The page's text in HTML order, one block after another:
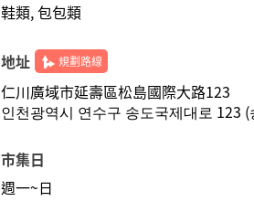
鞋類, 包包類
地址 規劃路線
仁川廣域市延壽區松島國際大路123
인천광역시 연수구 송도국제대로 123
市集日
週一~日